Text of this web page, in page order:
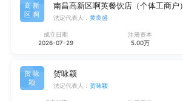
高新
区啊
南昌高新区啊英餐饮店（个体工商户）
法定代表人： 黄良盛
成立日期
2026-07-29
注册资本
5.00万
贺咏
颖
贺咏颖
法定代表人： 贺咏颖